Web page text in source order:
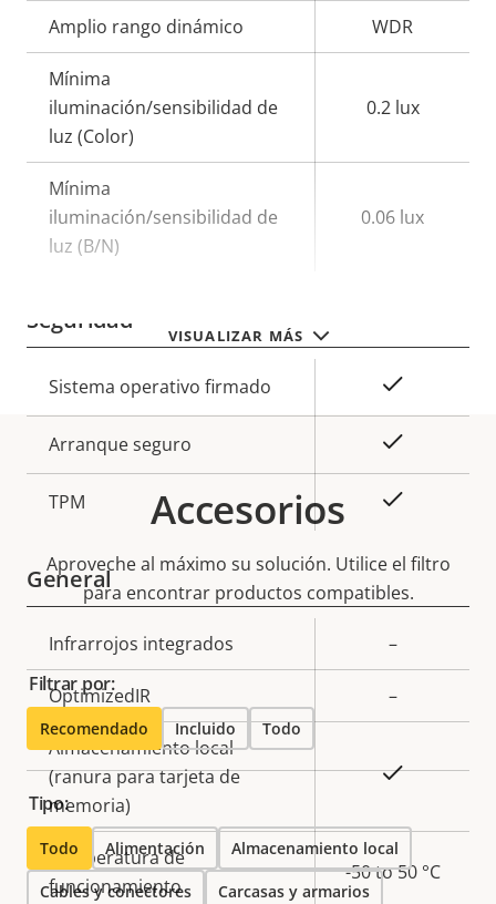
VISUALIZAR MÁS
Amplio rango dinámico WDR
Mínima
iluminación/sensibilidad de
luz (Color)
0.2 lux
Mínima
iluminación/sensibilidad de
luz (B/N)
0.06 lux
Seguridad
Descripción
de
propiedad
Valor de
la
Sistema operativo firmado
Arranque seguro
TPM
General
Descripción
de
propiedad
Valor de
la
propiedad
Infrarrojos integrados –
OptimizedIR –
Almacenamiento local
(ranura para tarjeta de
memoria)
Sí
Temperatura de
funcionamiento
-50 to 50 °C
Accesorios
Aproveche al máximo su solución. Utilice el filtro
para encontrar productos compatibles.
Filtrar por:
Recomendado Incluido Todo
Tipo:
Todo Alimentación Almacenamiento local
Cables y conectores Carcasas y armarios